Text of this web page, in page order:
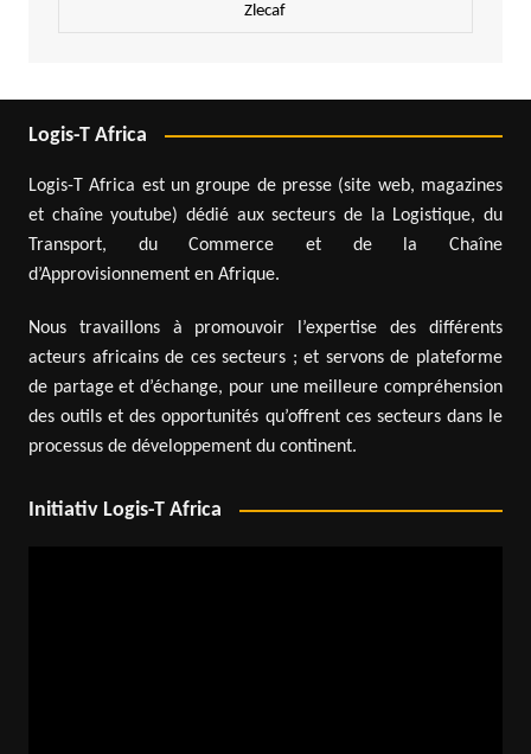
Zlecaf
Logis-T Africa
Logis-T Africa est un groupe de presse (site web, magazines
et chaîne youtube) dédié aux secteurs de la Logistique, du
Transport, du Commerce et de la Chaîne
d’Approvisionnement en Afrique.
Nous travaillons à promouvoir l’expertise des différents
acteurs africains de ces secteurs ; et servons de plateforme
de partage et d’échange, pour une meilleure compréhension
des outils et des opportunités qu’offrent ces secteurs dans le
processus de développement du continent.
Initiativ Logis-T Africa